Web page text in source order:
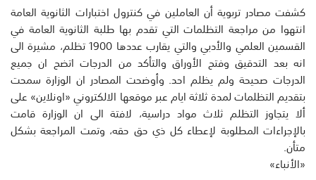
كشفت مصادر تربوية أن العاملين في كنترول اختبارات الثانوية العامة
انتهوا من مراجعة التظلمات التي تقدم بها طلبة الثانوية العامة في
القسمين العلمي والأدبي والتي يقارب عددها 1900 تظلم، مشيرة الى
انه بعد التدقيق وفتح الأوراق والتأكد من الدرجات اتضح ان جميع
الدرجات صحيحة ولم يظلم احد. وأوضحت المصادر ان الوزارة سمحت
بتقديم التظلمات لمدة ثلاثة ايام عبر موقعها الالكتروني «اونلاين» على
ألا يتجاوز التظلم ثلاث مواد دراسية، لافتة الى ان الوزارة قامت
بالإجراءات المطلوبة لإعطاء كل ذي حق حقه، وتمت المراجعة بشكل
متأن.
«الأنباء»